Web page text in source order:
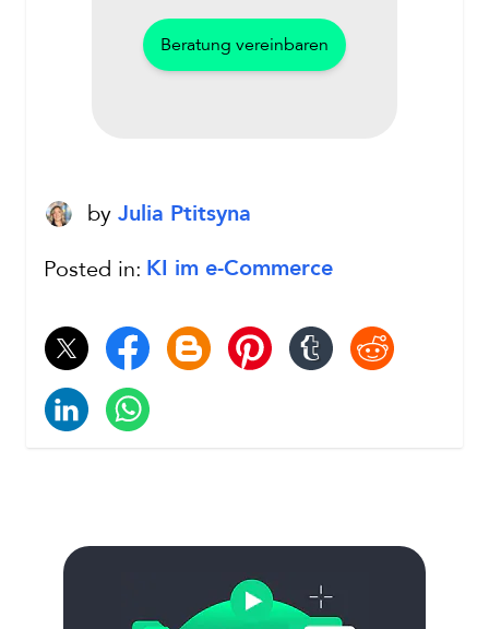
Beratung vereinbaren
by Julia Ptitsyna
Posted in: KI im e-Commerce